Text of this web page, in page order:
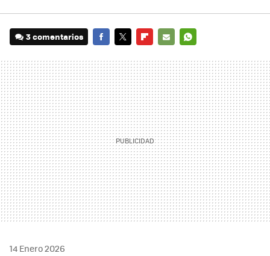
3 comentarios
MAIL
14 Enero 2026